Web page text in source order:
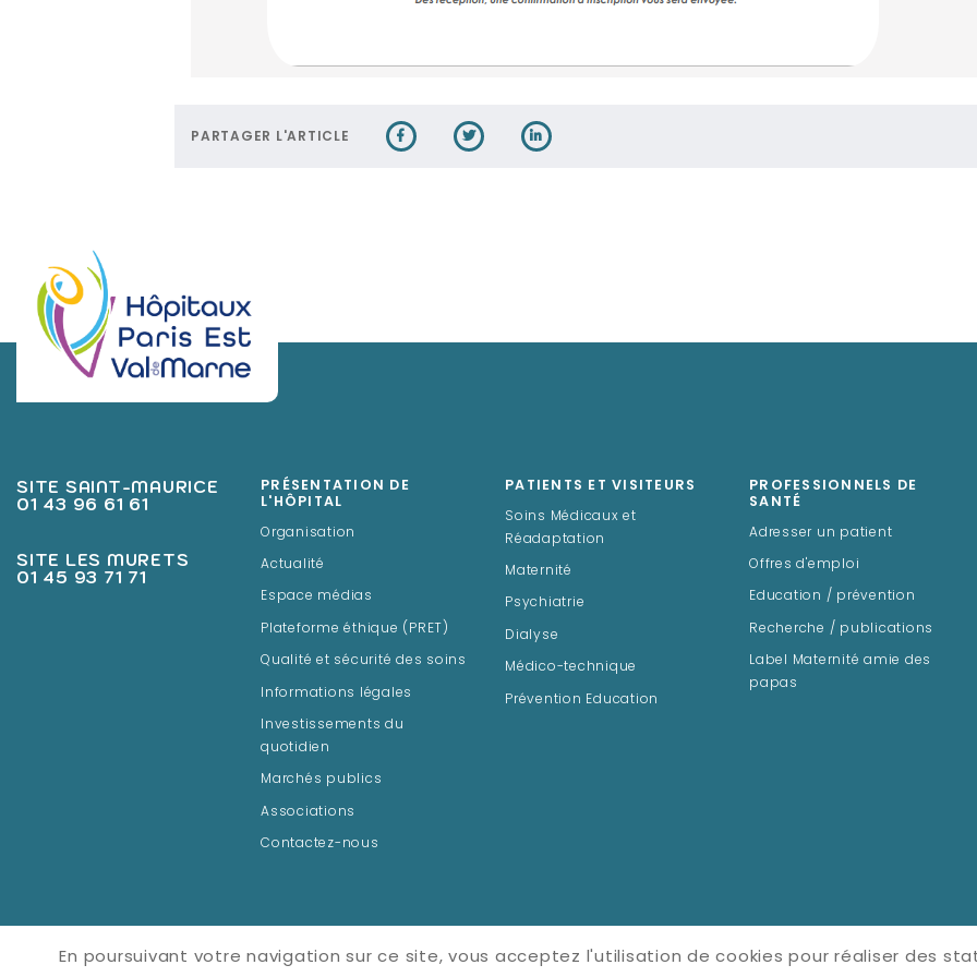
PARTAGER L'ARTICLE
SITE SAINT-MAURICE
01 43 96 61 61
SITE LES MURETS
01 45 93 71 71
PRÉSENTATION DE
L'HÔPITAL
Organisation
Actualité
Espace médias
Plateforme éthique (PRET)
Qualité et sécurité des soins
Informations légales
Investissements du
quotidien
Marchés publics
Associations
Contactez-nous
PATIENTS ET VISITEURS
Soins Médicaux et
Réadaptation
Maternité
Psychiatrie
Dialyse
Médico-technique
Prévention Education
PROFESSIONNELS DE
SANTÉ
Adresser un patient
Offres d'emploi
Education / prévention
Recherche / publications
Label Maternité amie des
papas
En poursuivant votre navigation sur ce site, vous acceptez l'utilisation de cookies pour réaliser des